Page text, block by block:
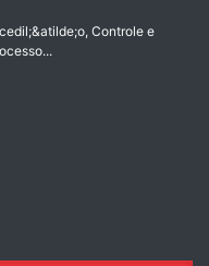
Controle e